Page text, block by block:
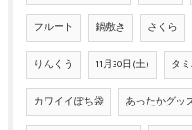
フルート 鍋敷き さくら
りんくう 11月30日(土) タ
カワイイぽち袋 あったかグッ